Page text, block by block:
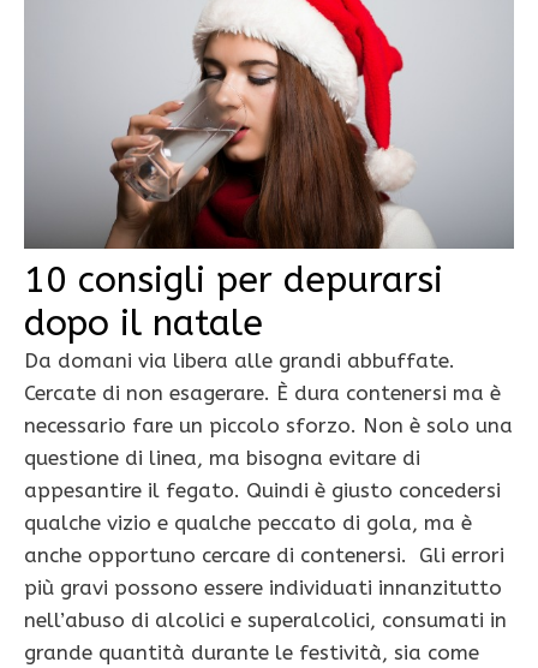
10 consigli per depurarsi
dopo il natale
Da domani via libera alle grandi abbuffate.
Cercate di non esagerare. È dura contenersi ma è
necessario fare un piccolo sforzo. Non è solo una
questione di linea, ma bisogna evitare di
appesantire il fegato. Quindi è giusto concedersi
qualche vizio e qualche peccato di gola, ma è
anche opportuno cercare di contenersi. Gli errori
più gravi possono essere individuati innanzitutto
nell’abuso di alcolici e superalcolici, consumati in
grande quantità durante le festività, sia come